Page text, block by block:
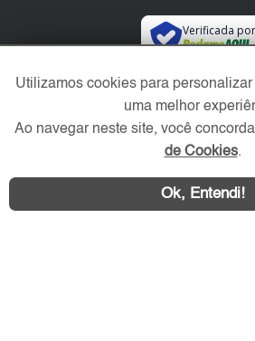
Verificada por
Redes Sociais
Utilizamos cookies para
uma melhor
Ao navegar neste site, você
de Cookies.
Ok, Entendi!